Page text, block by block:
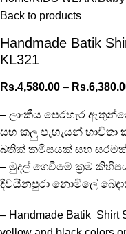
Back to products
Handmade Batik
KL321
Rs.4,580.00 – Rs.
– ලාංකීය පෙරහැර
සහ කලු පැහැයන්
බතික් කමිසයක් සහ
– මුදල් ගෙවීමේ ක්‍රම
දිවයිනපුරා නොමිලේ
– Handmade Batik Shirt